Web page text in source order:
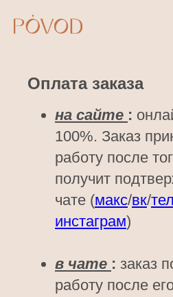
Оплата заказа
на сайте :
100%. Заказ
работу после
получит
чате (макс/вк/
инстаграм)
в чате : заказ
работу после